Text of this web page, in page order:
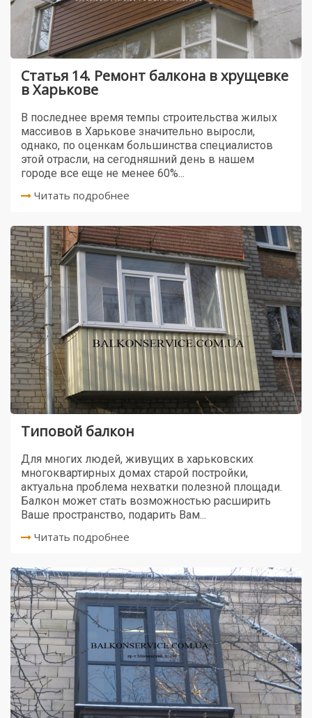
Статья 14. Ремонт балкона в хрущевке
в Харькове
В последнее время темпы строительства жилых
массивов в Харькове значительно выросли,
однако, по оценкам большинства специалистов
этой отрасли, на сегодняшний день в нашем
городе все еще не менее 60%...
Читать подробнее
Типовой балкон
Для многих людей, живущих в харьковских
многоквартирных домах старой постройки,
актуальна проблема нехватки полезной площади.
Балкон может стать возможностью расширить
Ваше пространство, подарить Вам...
Читать подробнее